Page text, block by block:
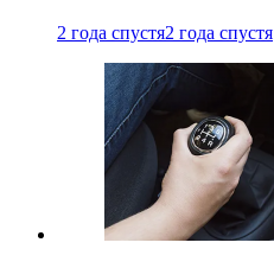
2 года спустя2 года спустя